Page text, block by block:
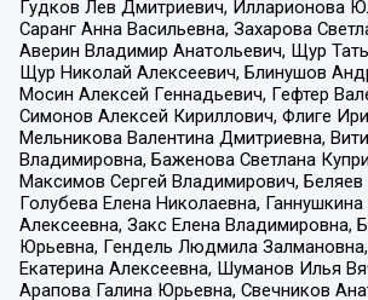
Гудков Лев Дмитриевич, Илларионова
Саранг Анна Васильевна, Захарова
Аверин Владимир Анатольевич, Щур
Щур Николай Алексеевич, Блинушов
Мосин Алексей Геннадьевич, Гефтер
Симонов Алексей Кириллович, Флиге
Мельникова Валентина Дмитриевна,
Владимировна, Баженова Светлана
Максимов Сергей Владимирович, Беляев
Голубева Елена Николаевна, Ганнушкина
Алексеевна, Закс Елена Владимировна,
Юрьевна, Гендель Людмила
Екатерина Алексеевна, Шуманов Илья
Арапова Галина Юрьевна, Свечников